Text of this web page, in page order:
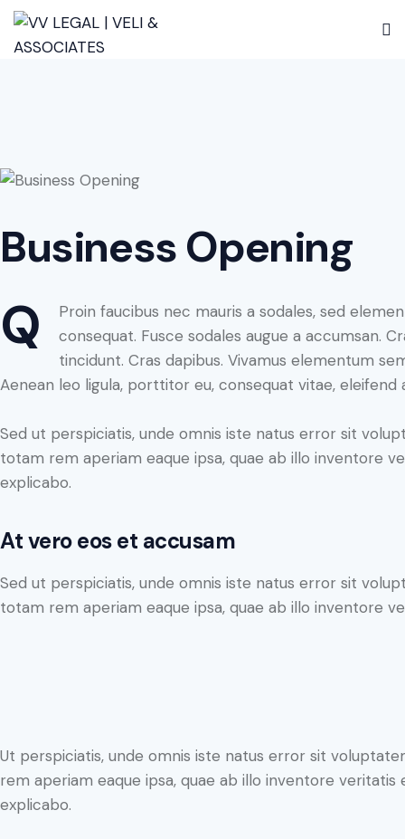
Business Opening
Q
Proin faucibus nec mauris a sodales, sed
consequat. Fusce sodales augue a accumsan.
tincidunt. Cras dapibus. Vivamus elementum
Aenean leo ligula, porttitor eu, consequat vitae, eleifend
Sed ut perspiciatis, unde omnis iste natus error sit
totam rem aperiam eaque ipsa, quae ab illo inventore
explicabo.
At vero eos et accusam
Sed ut perspiciatis, unde omnis iste natus error sit
totam rem aperiam eaque ipsa, quae ab illo inventore
Ut perspiciatis, unde omnis iste natus error sit
rem aperiam eaque ipsa, quae ab illo inventore
explicabo.